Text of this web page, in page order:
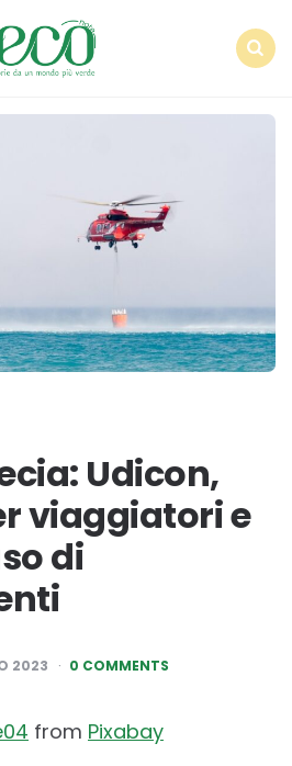
Udicon,
viaggiatori e
di
2023 0 COMMENTS
from Pixabay